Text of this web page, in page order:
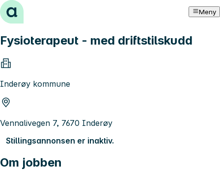
Hopp til innhold Meny
Fysioterapeut - med driftstilskudd
Inderøy kommune
Vennalivegen 7, 7670 Inderøy
Stillingsannonsen er inaktiv.
Om jobben